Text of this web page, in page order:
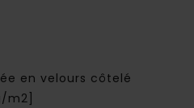
en velours côtelé
m2]